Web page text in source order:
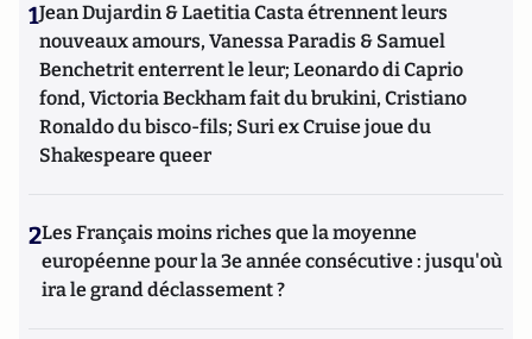
1Jean Dujardin & Laetitia Casta étrennent leurs
nouveaux amours, Vanessa Paradis & Samuel
Benchetrit enterrent le leur; Leonardo di Caprio
fond, Victoria Beckham fait du brukini, Cristiano
Ronaldo du bisco-fils; Suri ex Cruise joue du
Shakespeare queer
2Les Français moins riches que la moyenne
européenne pour la 3e année consécutive : jusqu'où
ira le grand déclassement ?